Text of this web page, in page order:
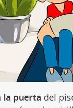
la puerta del